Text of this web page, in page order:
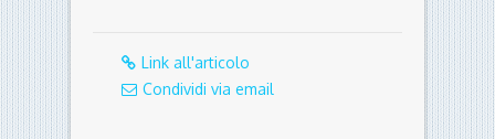
Link all'articolo
Condividi via email